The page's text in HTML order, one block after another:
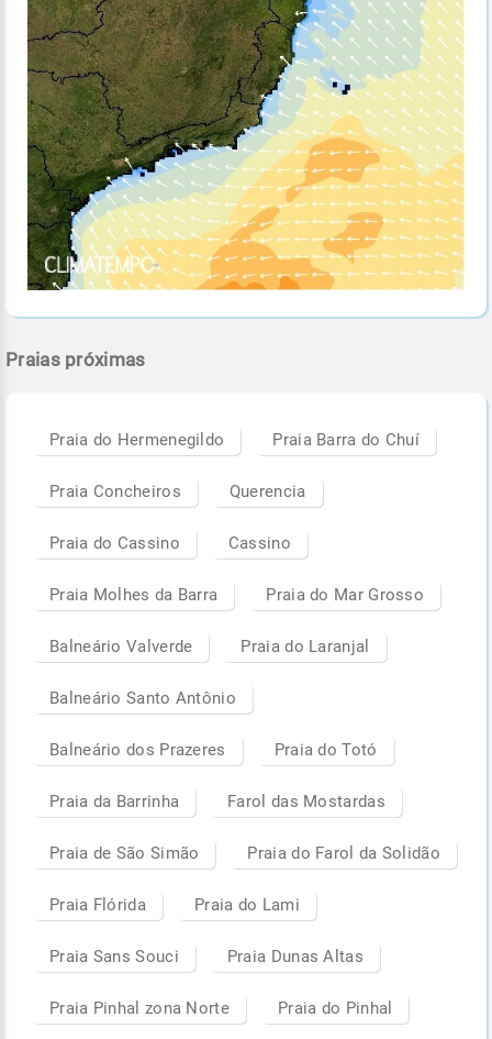
Praias próximas
Praia do Hermenegildo Praia Barra do Chuí
Praia Concheiros Querencia
Praia do Cassino Cassino
Praia Molhes da Barra Praia do Mar Grosso
Balneário Valverde Praia do Laranjal
Balneário Santo Antônio
Balneário dos Prazeres Praia do Totó
Praia da Barrinha Farol das Mostardas
Praia de São Simão Praia do Farol da Solidão
Praia Flórida Praia do Lami
Praia Sans Souci Praia Dunas Altas
Praia Pinhal zona Norte Praia do Pinhal